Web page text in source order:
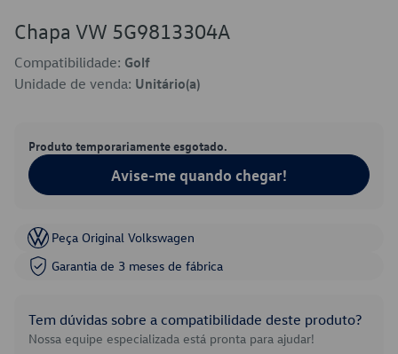
Chapa VW 5G9813304A
Compatibilidade: Golf
Unidade de venda: Unitário(a)
Produto temporariamente esgotado.
Avise-me quando chegar!
Peça Original Volkswagen
Garantia de 3 meses de fábrica
Tem dúvidas sobre a compatibilidade deste produto?
Nossa equipe especializada está pronta para ajudar!